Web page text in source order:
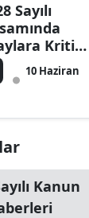
Sayılı
Kritik
10 İş
Teslim
10 Haziran
Kanun